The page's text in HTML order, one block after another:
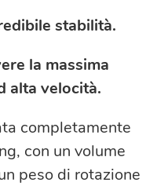
stabilità.
la massima
alta velocità.
completamente
con un volume
peso di rotazione